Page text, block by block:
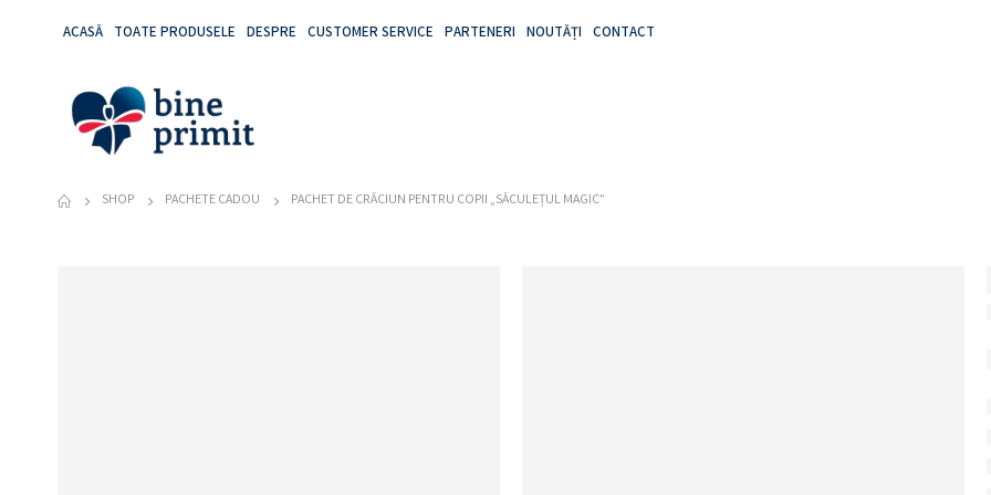
ACASĂ TOATE PRODUSELE DESPRE CUSTOMER SERVICE PARTENERI NOUTĂȚI CONTACT
SHOP PACHETE CADOU PACHET DE CRĂCIUN PENTRU COPII „SĂCULEȚUL MAGIC”